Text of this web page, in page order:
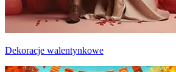
Dekoracje walentynkowe